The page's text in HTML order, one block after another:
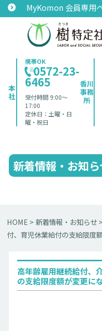
MyKomon 会員専用
本
社
携帯OK
0572-23-
6465
受付時間 9:00〜
17:00
定休日：土曜・日
曜・祝日
香川
事務
所
新着情報・お知
HOME > 新着情報・お知らせ>
付、育児休業給付の支給限度
高年齢雇用継続給付、
の支給限度額が変更に